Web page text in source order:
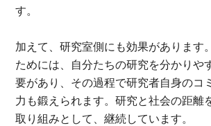
す。
加えて、研究室側にも効果があります
ためには、自分たちの研究を分かりや
要があり、その過程で研究者自身のコ
力も鍛えられます。研究と社会の距離
取り組みとして、継続しています。